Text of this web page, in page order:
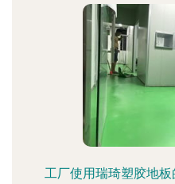
工厂使用瑞琦塑胶地